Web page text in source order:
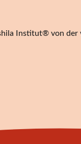
Institut® von der